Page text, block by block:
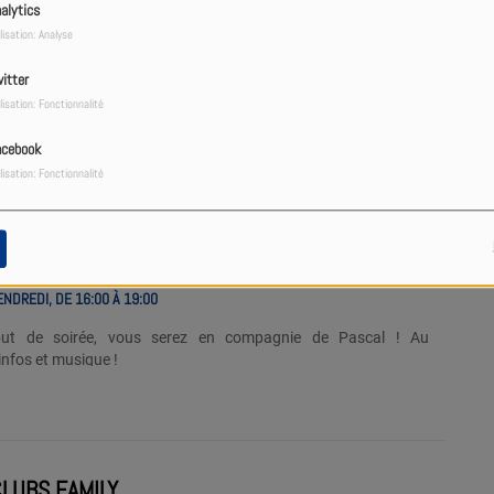
Analyse
Fonctionnalité
Fonctionnalité
DE 12:00 À 16:00
midi en compagnie de Flo ! Au programme : musique et
DE 16:00 À 19:00
de soirée, vous serez en compagnie de Pascal ! Au
et musique !